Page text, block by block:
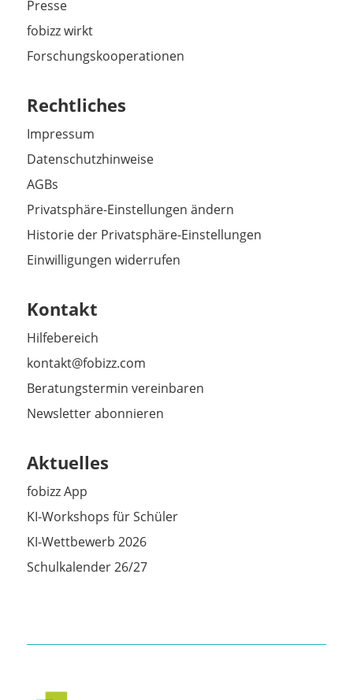
Presse
fobizz wirkt
Forschungskooperationen
Rechtliches
Impressum
Datenschutzhinweise
AGBs
Privatsphäre-Einstellungen ändern
Historie der Privatsphäre-Einstellungen
Einwilligungen widerrufen
Kontakt
Hilfebereich
kontakt@fobizz.com
Beratungstermin vereinbaren
Newsletter abonnieren
Aktuelles
fobizz App
KI-Workshops für Schüler
KI-Wettbewerb 2026
Schulkalender 26/27